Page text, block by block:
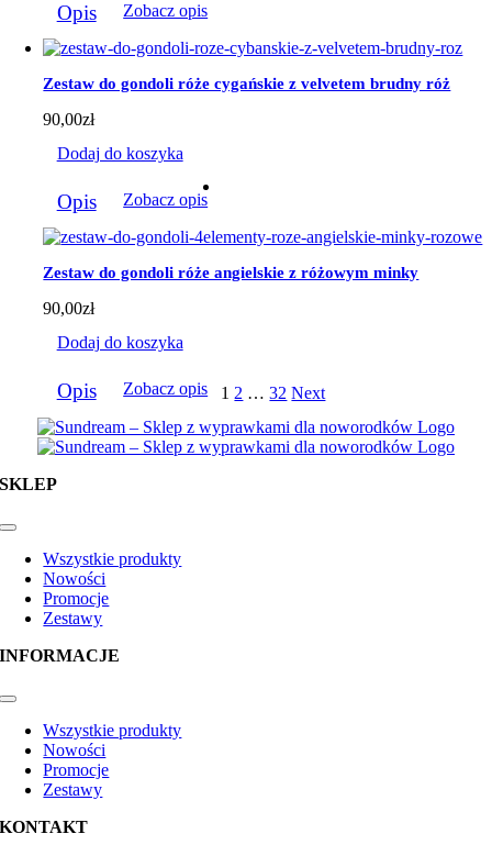
Opis Zobacz opis
Zestaw do gondoli róże cygańskie z velvetem brudny róż
90,00zł
Dodaj do koszyka
Opis Zobacz opis
Zestaw do gondoli róże angielskie z różowym minky
90,00zł
Dodaj do koszyka
Opis Zobacz opis 1 2 … 32 Next
SKLEP
Toggle
NavigationWszystkie produkty
Nowości
Promocje
Zestawy
INFORMACJE
Toggle
NavigationWszystkie produkty
Nowości
Promocje
Zestawy
KONTAKT